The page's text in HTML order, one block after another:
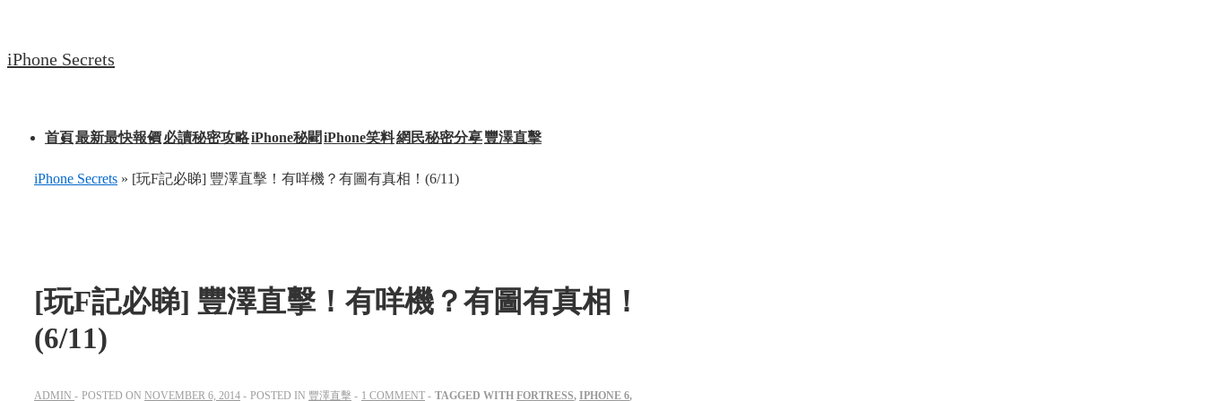
to
iPhone Secrets
Main
Navigation
首頁最新最快報價必讀秘密攻略iPhone秘聞 iPhone笑料網民秘密分享豐澤直擊
iPhone Secrets » [玩F記必睇] 豐澤直擊！有咩機？有圖有真相！(6/11)
[玩F記必睇] 豐澤直擊！有咩機？有圖有真相！
(6/11)
ADMIN POSTED ON NOVEMBER 6, 2014 POSTED IN 豐澤直擊 1 COMMENT TAGGED WITH FORTRESS, IPHONE 6,